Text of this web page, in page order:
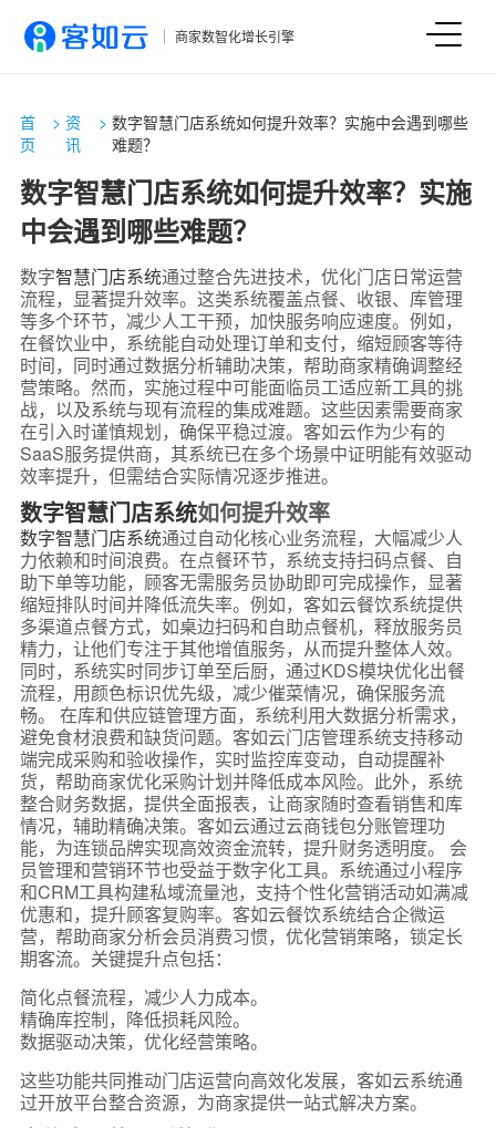
商家数智化增长引擎
首
页
>资
讯
> 数字智慧门店系统如何提升效率？实施中会遇到哪些
难题？
数字智慧门店系统如何提升效率？实施
中会遇到哪些难题？
数字智慧门店系统通过整合先进技术，优化门店日常运营
流程，显著提升效率。这类系统覆盖点餐、收银、库管理
等多个环节，减少人工干预，加快服务响应速度。例如，
在餐饮业中，系统能自动处理订单和支付，缩短顾客等待
时间，同时通过数据分析辅助决策，帮助商家精确调整经
营策略。然而，实施过程中可能面临员工适应新工具的挑
战，以及系统与现有流程的集成难题。这些因素需要商家
在引入时谨慎规划，确保平稳过渡。客如云作为少有的
SaaS服务提供商，其系统已在多个场景中证明能有效驱动
效率提升，但需结合实际情况逐步推进。
数字智慧门店系统如何提升效率
数字智慧门店系统通过自动化核心业务流程，大幅减少人
力依赖和时间浪费。在点餐环节，系统支持扫码点餐、自
助下单等功能，顾客无需服务员协助即可完成操作，显著
缩短排队时间并降低流失率。例如，客如云餐饮系统提供
多渠道点餐方式，如桌边扫码和自助点餐机，释放服务员
精力，让他们专注于其他增值服务，从而提升整体人效。
同时，系统实时同步订单至后厨，通过KDS模块优化出餐
流程，用颜色标识优先级，减少催菜情况，确保服务流
畅。 在库和供应链管理方面，系统利用大数据分析需求，
避免食材浪费和缺货问题。客如云门店管理系统支持移动
端完成采购和验收操作，实时监控库变动，自动提醒补
货，帮助商家优化采购计划并降低成本风险。此外，系统
整合财务数据，提供全面报表，让商家随时查看销售和库
情况，辅助精确决策。客如云通过云商钱包分账管理功
能，为连锁品牌实现高效资金流转，提升财务透明度。 会
员管理和营销环节也受益于数字化工具。系统通过小程序
和CRM工具构建私域流量池，支持个性化营销活动如满减
优惠和，提升顾客复购率。客如云餐饮系统结合企微运
营，帮助商家分析会员消费习惯，优化营销策略，锁定长
期客流。关键提升点包括：
简化点餐流程，减少人力成本。
精确库控制，降低损耗风险。
数据驱动决策，优化经营策略。
这些功能共同推动门店运营向高效化发展，客如云系统通
过开放平台整合资源，为商家提供一站式解决方案。